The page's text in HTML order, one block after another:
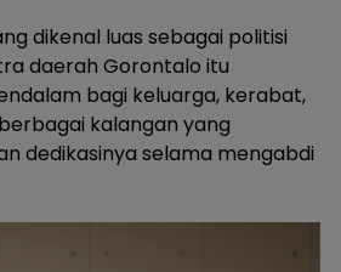
dikenal luas sebagai politisi
daerah Gorontalo itu
bagi keluarga, kerabat,
kalangan yang
dedikasinya selama mengabdi